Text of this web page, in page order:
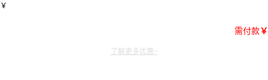
￥
需付款￥
了解更多优惠~